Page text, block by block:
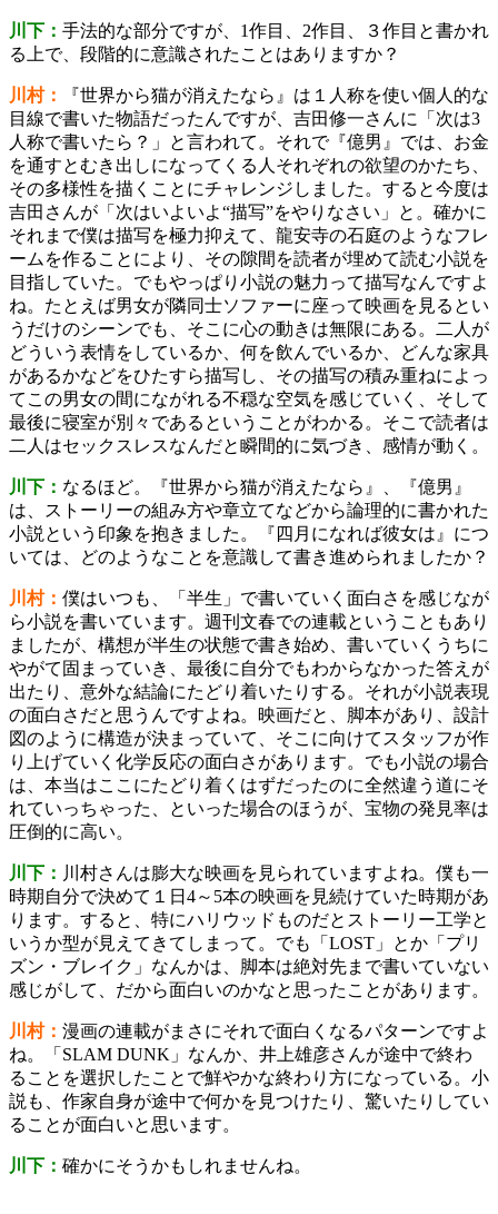
川下： 手法的な部分ですが、1作目、2作目、３作目と書かれ
る上で、段階的に意識されたことはありますか？
川村：
『世界から猫が消えたなら』は１人称を使い個人的な
目線で書いた物語だったんですが、吉田修一さんに「次は3
人称で書いたら？」と言われて。それで『億男』では、お金
を通すとむき出しになってくる人それぞれの欲望のかたち、
その多様性を描くことにチャレンジしました。すると今度は
吉田さんが「次はいよいよ“描写”をやりなさい」と。確かに
それまで僕は描写を極力抑えて、龍安寺の石庭のようなフレ
ームを作ることにより、その隙間を読者が埋めて読む小説を
目指していた。でもやっぱり小説の魅力って描写なんですよ
ね。たとえば男女が隣同士ソファーに座って映画を見るとい
うだけのシーンでも、そこに心の動きは無限にある。二人が
どういう表情をしているか、何を飲んでいるか、どんな家具
があるかなどをひたすら描写し、その描写の積み重ねによっ
てこの男女の間にながれる不穏な空気を感じていく、そして
最後に寝室が別々であるということがわかる。そこで読者は
二人はセックスレスなんだと瞬間的に気づき、感情が動く。
川下： なるほど。『世界から猫が消えたなら』、『億男』
は、ストーリーの組み方や章立てなどから論理的に書かれた
小説という印象を抱きました。『四月になれば彼女は』につ
いては、どのようなことを意識して書き進められましたか？
川村： 僕はいつも、「半生」で書いていく面白さを感じなが
ら小説を書いています。週刊文春での連載ということもあり
ましたが、構想が半生の状態で書き始め、書いていくうちに
やがて固まっていき、最後に自分でもわからなかった答えが
出たり、意外な結論にたどり着いたりする。それが小説表現
の面白さだと思うんですよね。映画だと、脚本があり、設計
図のように構造が決まっていて、そこに向けてスタッフが作
り上げていく化学反応の面白さがあります。でも小説の場合
は、本当はここにたどり着くはずだったのに全然違う道にそ
れていっちゃった、といった場合のほうが、宝物の発見率は
圧倒的に高い。
川下： 川村さんは膨大な映画を見られていますよね。僕も一
時期自分で決めて１日4～5本の映画を見続けていた時期があ
ります。すると、特にハリウッドものだとストーリー工学と
いうか型が見えてきてしまって。でも「LOST」とか「プリ
ズン・ブレイク」なんかは、脚本は絶対先まで書いていない
感じがして、だから面白いのかなと思ったことがあります。
川村： 漫画の連載がまさにそれで面白くなるパターンですよ
ね。「SLAM DUNK」なんか、井上雄彦さんが途中で終わ
ることを選択したことで鮮やかな終わり方になっている。小
説も、作家自身が途中で何かを見つけたり、驚いたりしてい
ることが面白いと思います。
川下： 確かにそうかもしれませんね。